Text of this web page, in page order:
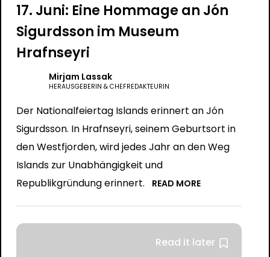
17. Juni: Eine Hommage an Jón
Sigurdsson im Museum
Hrafnseyri
Mirjam Lassak
HERAUSGEBERIN & CHEFREDAKTEURIN
Der Nationalfeiertag Islands erinnert an Jón
Sigurdsson. In Hrafnseyri, seinem Geburtsort in
den Westfjorden, wird jedes Jahr an den Weg
Islands zur Unabhängigkeit und
Republikgründung erinnert.
READ MORE
Read it later